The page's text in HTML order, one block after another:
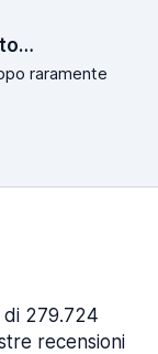
raramente
di 279.724
recensioni